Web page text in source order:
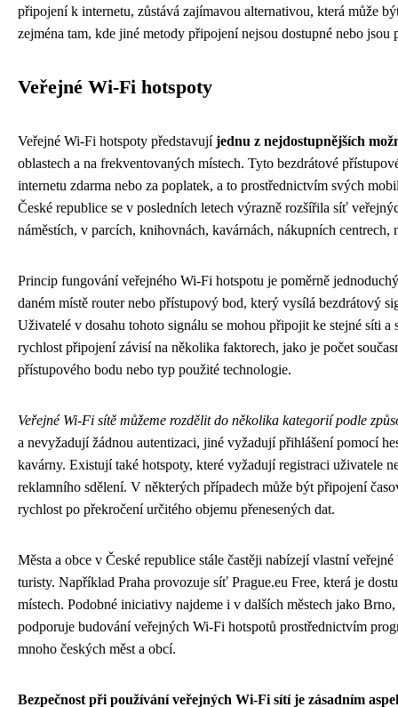
připojení k internetu, zůstává zajímavou alternativou, která může
zejména tam, kde jiné metody připojení nejsou dostupné nebo
Veřejné Wi-Fi hotspoty
Veřejné Wi-Fi hotspoty představují jednu z nejdostupnějších
oblastech a na frekventovaných místech. Tyto bezdrátové
internetu zdarma nebo za poplatek, a to prostřednictvím svých
České republice se v posledních letech výrazně rozšířila síť
náměstích, v parcích, knihovnách, kavárnách, nákupních centrech,
Princip fungování veřejného Wi-Fi hotspotu je poměrně
daném místě router nebo přístupový bod, který vysílá bezdrátový
Uživatelé v dosahu tohoto signálu se mohou připojit ke stejné síti
rychlost připojení závisí na několika faktorech, jako je počet
přístupového bodu nebo typ použité technologie.
Veřejné Wi-Fi sítě můžeme rozdělit do několika kategorií podle
a nevyžadují žádnou autentizaci, jiné vyžadují přihlášení pomocí
kavárny. Existují také hotspoty, které vyžadují registraci uživatele
reklamního sdělení. V některých případech může být připojení
rychlost po překročení určitého objemu přenesených dat.
Města a obce v České republice stále častěji nabízejí vlastní
turisty. Například Praha provozuje síť Prague.eu Free, která je
místech. Podobné iniciativy najdeme i v dalších městech jako
podporuje budování veřejných Wi-Fi hotspotů prostřednictvím
mnoho českých měst a obcí.
Bezpečnost při používání veřejných Wi-Fi sítí je zásadním